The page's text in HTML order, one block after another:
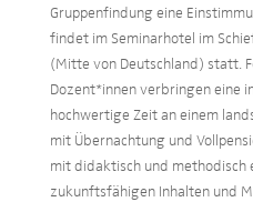
Gruppenfindung eine
findet im Seminarhotel im
(Mitte von Deutschland) statt.
Dozent*innen verbringen eine
hochwertige Zeit an einem
mit Übernachtung und
mit didaktisch und methodisch
zukunftsfähigen Inhalten und